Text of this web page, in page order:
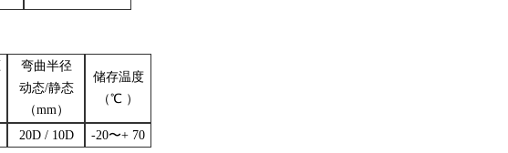
弯曲半径
动态/静态
（mm）
储存温度
（℃ ）
20D / 10D -20〜+ 70